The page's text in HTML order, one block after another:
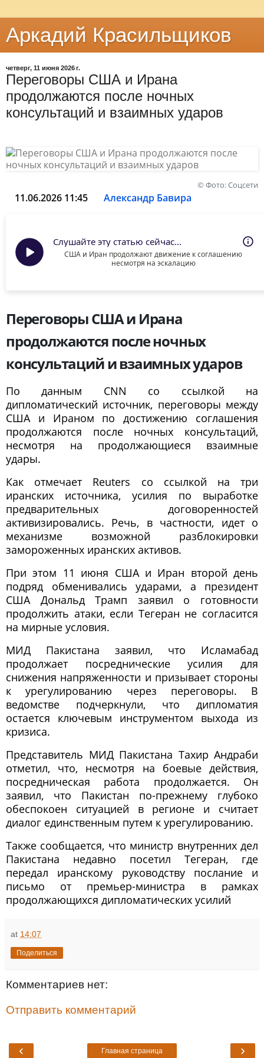
Аркадий Красильщиков
четверг, 11 июня 2026 г.
Переговоры США и Ирана
продолжаются после ночных
консультаций и взаимных ударов
© Фото: Соцсети
11.06.2026 11:45 Александр Бавира
Слушайте эту статью сейчас...
США и Иран продолжают движение к соглашению
несмотря на эскалацию
Переговоры США и Ирана
продолжаются после ночных
консультаций и взаимных ударов
По данным CNN со ссылкой на
дипломатический источник, переговоры между
США и Ираном по достижению соглашения
продолжаются после ночных консультаций,
несмотря на продолжающиеся взаимные
удары.
Как отмечает Reuters со ссылкой на три
иранских источника, усилия по выработке
предварительных договоренностей
активизировались. Речь, в частности, идет о
механизме возможной разблокировки
замороженных иранских активов.
При этом 11 июня США и Иран второй день
подряд обменивались ударами, а президент
США Дональд Трамп заявил о готовности
продолжить атаки, если Тегеран не согласится
на мирные условия.
МИД Пакистана заявил, что Исламабад
продолжает посреднические усилия для
снижения напряженности и призывает стороны
к урегулированию через переговоры. В
ведомстве подчеркнули, что дипломатия
остается ключевым инструментом выхода из
кризиса.
Представитель МИД Пакистана Тахир Андраби
отметил, что, несмотря на боевые действия,
посредническая работа продолжается. Он
заявил, что Пакистан по-прежнему глубоко
обеспокоен ситуацией в регионе и считает
диалог единственным путем к урегулированию.
Также сообщается, что министр внутренних дел
Пакистана недавно посетил Тегеран, где
передал иранскому руководству послание и
письмо от премьер-министра в рамках
продолжающихся дипломатических усилий
at 14:07
Поделиться
Комментариев нет:
Отправить комментарий
‹ ›
Главная страница